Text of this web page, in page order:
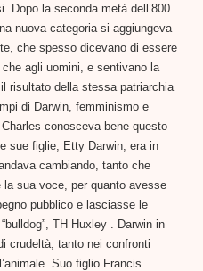
Dopo la seconda metà dell’800
nuova categoria si aggiungeva
che spesso dicevano di essere
agli uomini, e sentivano la
risultato della stessa patriarchia
di Darwin, femminismo e
conosceva bene questo
sue figlie, Etty Darwin, era in
cambiando, tanto che
sua voce, per quanto avesse
pubblico e lasciasse le
TH Huxley . Darwin in
crudeltà, tanto nei confronti
Suo figlio Francis